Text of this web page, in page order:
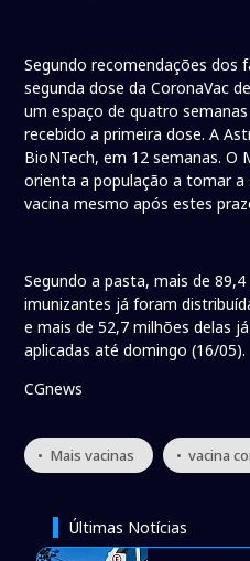
Segundo recomendações dos
segunda dose da CoronaVac
um espaço de quatro
recebido a primeira dose. A
BioNTech, em 12 semanas. O
orienta a população a tomar a
vacina mesmo após estes
Segundo a pasta, mais de
imunizantes já foram
e mais de 52,7 milhões delas
aplicadas até domingo (16/05).
CGnews
• Mais vacinas • vacina
Últimas Notícias